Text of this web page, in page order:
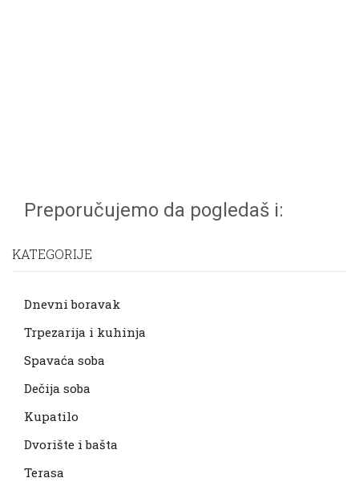
Preporučujemo da pogledaš i:
KATEGORIJE
Dnevni boravak
Trpezarija i kuhinja
Spavaća soba
Dečija soba
Kupatilo
Dvorište i bašta
Terasa